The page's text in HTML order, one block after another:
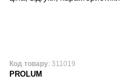
Код товару: 311019
PROLUM